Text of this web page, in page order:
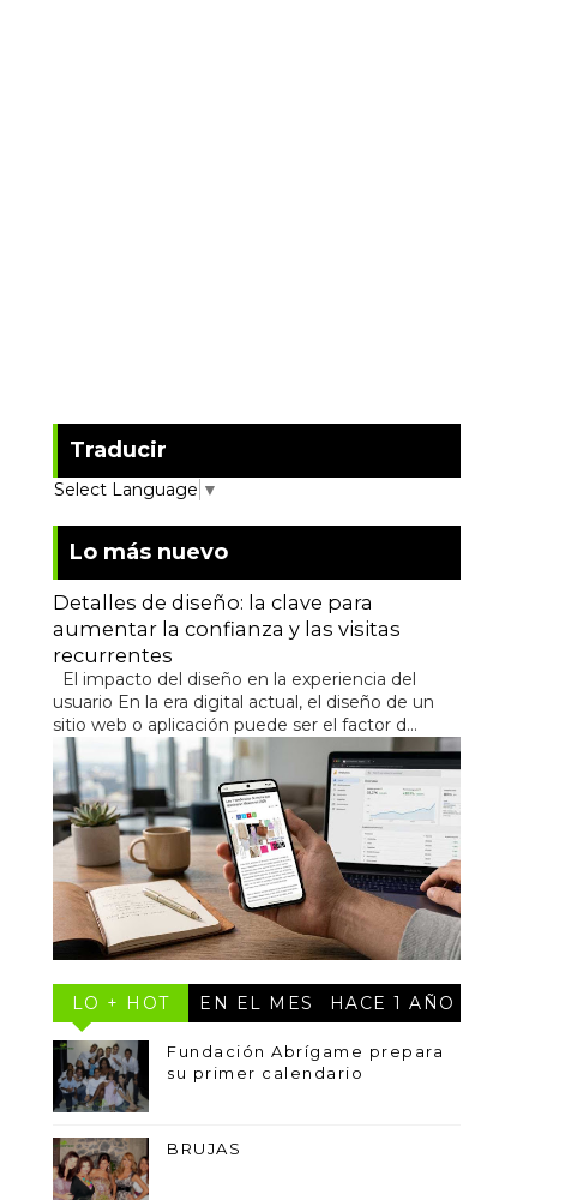
Traducir
Select Language ▼
Lo más nuevo
Detalles de diseño: la clave para
aumentar la confianza y las visitas
recurrentes
El impacto del diseño en la experiencia del
usuario En la era digital actual, el diseño de un
sitio web o aplicación puede ser el factor d...
LO + HOT EN EL MES HACE 1 AÑO
Fundación Abrígame prepara
su primer calendario
BRUJAS